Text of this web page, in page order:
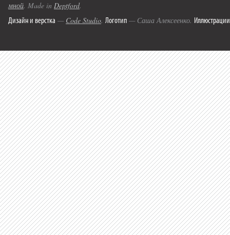
мной. Made in Deptford.
Дизайн и верстка — Code Studio. Логотип — Саша Алексеенко. Иллюстрации